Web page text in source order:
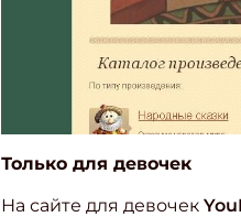
Только для девочек
На сайте для девочек